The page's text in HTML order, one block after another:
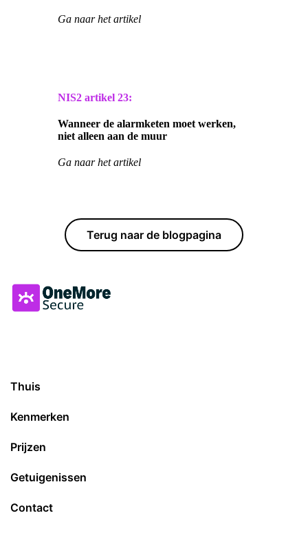
Ga naar het artikel
NIS2 artikel23:
Wanneer de alarmketen moet werken,
niet alleen aan de muur
Ga naar het artikel
Terug naar de blogpagina
Thuis
Kenmerken
Prijzen
Getuigenissen
Contact